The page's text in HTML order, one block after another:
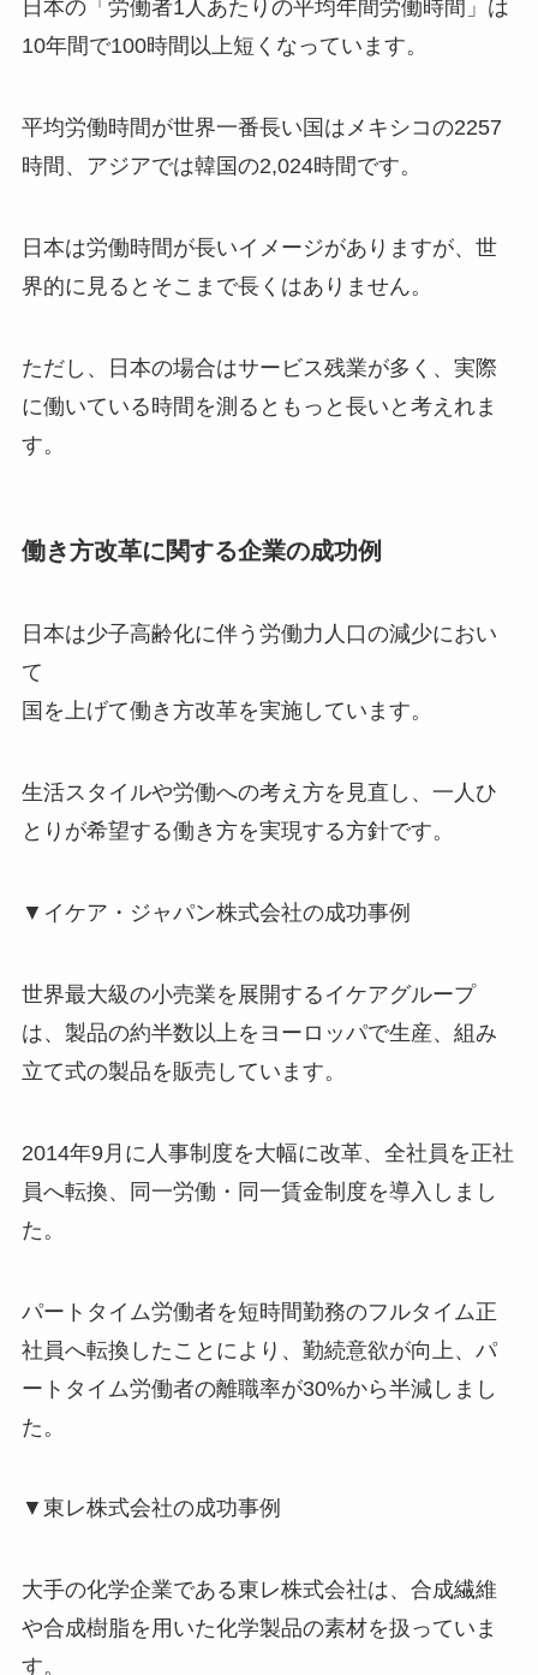
日本の「労働者1人あたりの平均年間労働時間」は
10年間で100時間以上短くなっています。
平均労働時間が世界一番長い国はメキシコの2257
時間、アジアでは韓国の2,024時間です。
日本は労働時間が長いイメージがありますが、世
界的に見るとそこまで長くはありません。
ただし、日本の場合はサービス残業が多く、実際
に働いている時間を測るともっと長いと考えれま
す。
働き方改革に関する企業の成功例
日本は少子高齢化に伴う労働力人口の減少におい
て
国を上げて働き方改革を実施しています。
生活スタイルや労働への考え方を見直し、一人ひ
とりが希望する働き方を実現する方針です。
▼イケア・ジャパン株式会社の成功事例
世界最大級の小売業を展開するイケアグループ
は、製品の約半数以上をヨーロッパで生産、組み
立て式の製品を販売しています。
2014年9月に人事制度を大幅に改革、全社員を正社
員へ転換、同一労働・同一賃金制度を導入しまし
た。
パートタイム労働者を短時間勤務のフルタイム正
社員へ転換したことにより、勤続意欲が向上、パ
ートタイム労働者の離職率が30%から半減しまし
た。
▼東レ株式会社の成功事例
大手の化学企業である東レ株式会社は、合成繊維
や合成樹脂を用いた化学製品の素材を扱っていま
す。